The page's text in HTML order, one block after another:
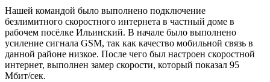
Нашей командой было выполнено подключение
безлимитного скоростного интернета в частный доме в
рабочем посёлке Ильинский. В начале было выполнено
усиление сигнала GSM, так как качество мобильной связь в
данной районе низкое. После чего был настроен скоростной
интернет, выполнен замер скорости, который показал 95
Мбит/сек.